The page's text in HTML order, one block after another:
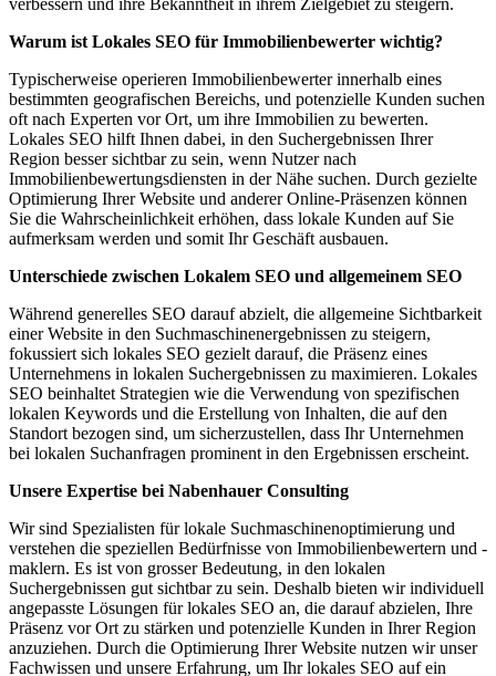
verbessern und ihre Bekanntheit in ihrem Zielgebiet zu steigern.
Warum ist Lokales SEO für Immobilienbewerter wichtig?
Typischerweise operieren Immobilienbewerter innerhalb eines
bestimmten geografischen Bereichs, und potenzielle Kunden suchen
oft nach Experten vor Ort, um ihre Immobilien zu bewerten.
Lokales SEO hilft Ihnen dabei, in den Suchergebnissen Ihrer
Region besser sichtbar zu sein, wenn Nutzer nach
Immobilienbewertungsdiensten in der Nähe suchen. Durch gezielte
Optimierung Ihrer Website und anderer Online-Präsenzen können
Sie die Wahrscheinlichkeit erhöhen, dass lokale Kunden auf Sie
aufmerksam werden und somit Ihr Geschäft ausbauen.
Unterschiede zwischen Lokalem SEO und allgemeinem SEO
Während generelles SEO darauf abzielt, die allgemeine Sichtbarkeit
einer Website in den Suchmaschinenergebnissen zu steigern,
fokussiert sich lokales SEO gezielt darauf, die Präsenz eines
Unternehmens in lokalen Suchergebnissen zu maximieren. Lokales
SEO beinhaltet Strategien wie die Verwendung von spezifischen
lokalen Keywords und die Erstellung von Inhalten, die auf den
Standort bezogen sind, um sicherzustellen, dass Ihr Unternehmen
bei lokalen Suchanfragen prominent in den Ergebnissen erscheint.
Unsere Expertise bei Nabenhauer Consulting
Wir sind Spezialisten für lokale Suchmaschinenoptimierung und
verstehen die speziellen Bedürfnisse von Immobilienbewertern und -
maklern. Es ist von grosser Bedeutung, in den lokalen
Suchergebnissen gut sichtbar zu sein. Deshalb bieten wir individuell
angepasste Lösungen für lokales SEO an, die darauf abzielen, Ihre
Präsenz vor Ort zu stärken und potenzielle Kunden in Ihrer Region
anzuziehen. Durch die Optimierung Ihrer Website nutzen wir unser
Fachwissen und unsere Erfahrung, um Ihr lokales SEO auf ein